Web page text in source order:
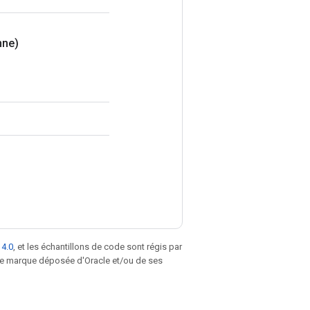
, et les échantillons de code sont régis par
marque déposée d'Oracle et/ou de ses